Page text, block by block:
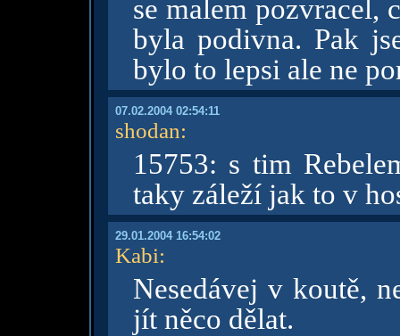
se malem pozvracel,
byla podivna. Pak
bylo to lepsi ale ne
07.02.2004 02:54:11
shodan:
15753: s tim
taky záleží jak to v
29.01.2004 16:54:02
Kabi:
Nesedávej v koutě,
jít něco dělat.